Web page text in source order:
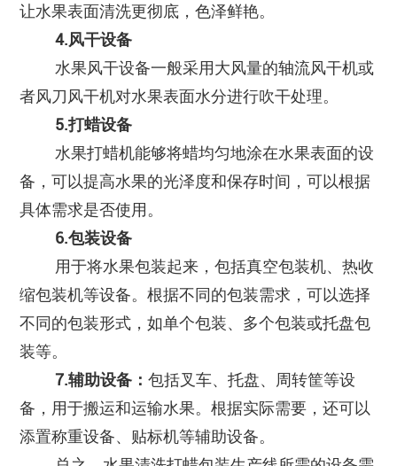
让水果表面清洗更彻底，色泽鲜艳。
4.风干设备
水果风干设备一般采用大风量的轴流风干机或
者风刀风干机对水果表面水分进行吹干处理。
5.打蜡设备
水果打蜡机能够将蜡均匀地涂在水果表面的设
备，可以提高水果的光泽度和保存时间，可以根据
具体需求是否使用。
6.包装设备
用于将水果包装起来，包括真空包装机、热收
缩包装机等设备。根据不同的包装需求，可以选择
不同的包装形式，如单个包装、多个包装或托盘包
装等。
7.辅助设备：包括叉车、托盘、周转筐等设
备，用于搬运和运输水果。根据实际需要，还可以
添置称重设备、贴标机等辅助设备。